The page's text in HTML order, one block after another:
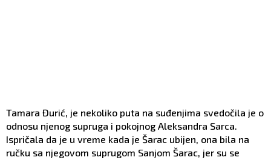
Tamara Đurić, je nekoliko puta na suđenjima svedočila je o
odnosu njenog supruga i pokojnog Aleksandra Sarca.
Ispričala da je u vreme kada je Šarac ubijen, ona bila na
ručku sa njegovom suprugom Sanjom Šarac, jer su se